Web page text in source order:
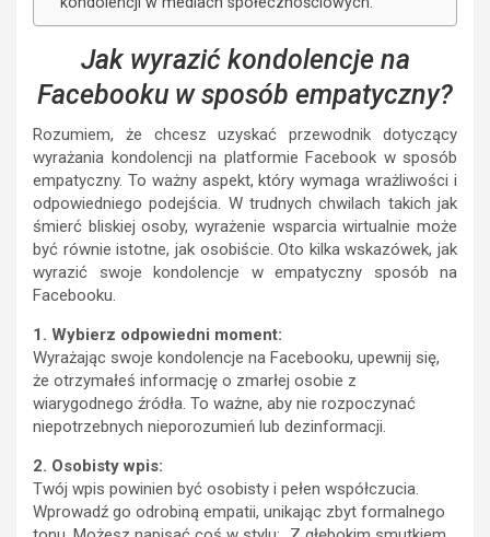
Jak wyrazić kondolencje na
Facebooku w sposób empatyczny?
Rozumiem, że chcesz uzyskać przewodnik dotyczący
wyrażania kondolencji na platformie Facebook w sposób
empatyczny. To ważny aspekt, który wymaga wrażliwości i
odpowiedniego podejścia. W trudnych chwilach takich jak
śmierć bliskiej osoby, wyrażenie wsparcia wirtualnie może
być równie istotne, jak osobiście. Oto kilka wskazówek, jak
wyrazić swoje kondolencje w empatyczny sposób na
Facebooku.
1. Wybierz odpowiedni moment:
Wyrażając swoje kondolencje na Facebooku, upewnij się,
że otrzymałeś informację o zmarłej osobie z
wiarygodnego źródła. To ważne, aby nie rozpoczynać
niepotrzebnych nieporozumień lub dezinformacji.
2. Osobisty wpis:
Twój wpis powinien być osobisty i pełen współczucia.
Wprowadź go odrobiną empatii, unikając zbyt formalnego